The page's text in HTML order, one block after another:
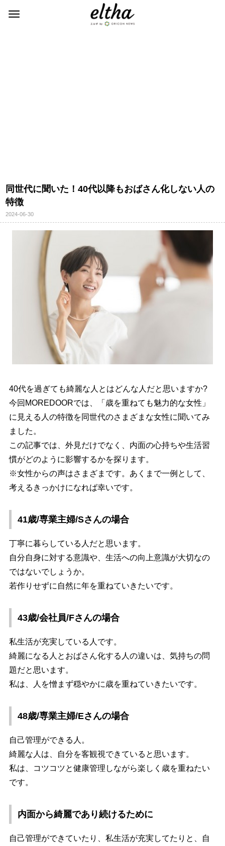
同世代に聞いた！40代以降もおばさん化しない人の
特徴
2024-06-30
40代を過ぎても綺麗な人とはどんな人だと思いますか?
今回MOREDOORでは、「歳を重ねても魅力的な女性」
に見える人の特徴を同世代のさまざまな女性に聞いてみ
ました。
この記事では、外見だけでなく、内面の心持ちや生活習
慣がどのように影響するかを探ります。
※女性からの声はさまざまです。あくまで一例として、
考えるきっかけになれば幸いです。
41歳/専業主婦/Sさんの場合
丁寧に暮らしている人だと思います。
自分自身に対する意識や、生活への向上意識が大切なの
ではないでしょうか。
若作りせずに自然に年を重ねていきたいです。
43歳/会社員/Fさんの場合
私生活が充実している人です。
綺麗になる人とおばさん化する人の違いは、気持ちの問
題だと思います。
私は、人を憎まず穏やかに歳を重ねていきたいです。
48歳/専業主婦/Eさんの場合
自己管理ができる人。
綺麗な人は、自分を客観視できていると思います。
私は、コツコツと健康管理しながら楽しく歳を重ねたい
です。
内面から綺麗であり続けるために
自己管理ができていたり、私生活が充実してたりと、自